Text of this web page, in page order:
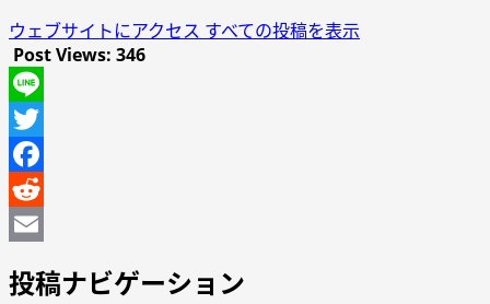
ウェブサイトにアクセス すべての投稿を表示
Post Views: 346
Line
Twitter
Facebook
Reddit
投稿ナビゲーション